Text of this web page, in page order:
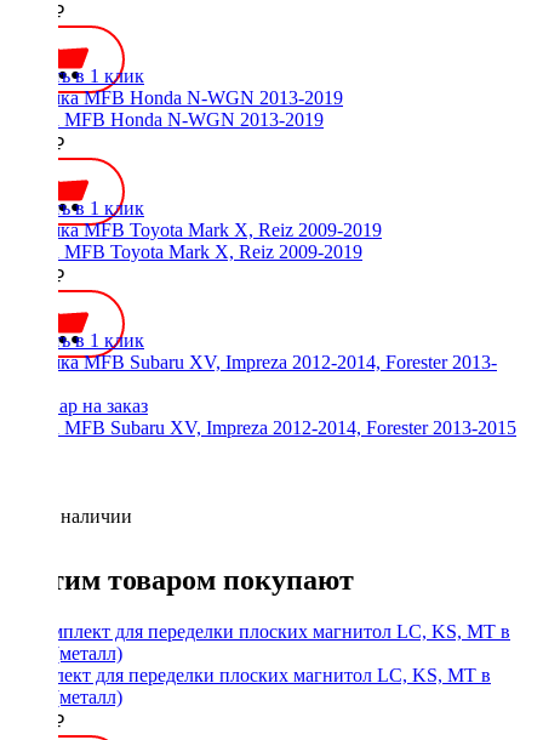
2300 ₽
Купить в 1 клик
Рамка MFB Honda N-WGN 2013-2019
2500 ₽
Купить в 1 клик
Рамка MFB Toyota Mark X, Reiz 2009-2019
2000 ₽
Купить в 1 клик
Рамка MFB Subaru XV, Impreza 2012-2014, Forester 2013-2015
Нет в наличии
С этим товаром покупают
Комплект для переделки плоских магнитол LC, KS, MT в
1Din (металл)
1900 ₽